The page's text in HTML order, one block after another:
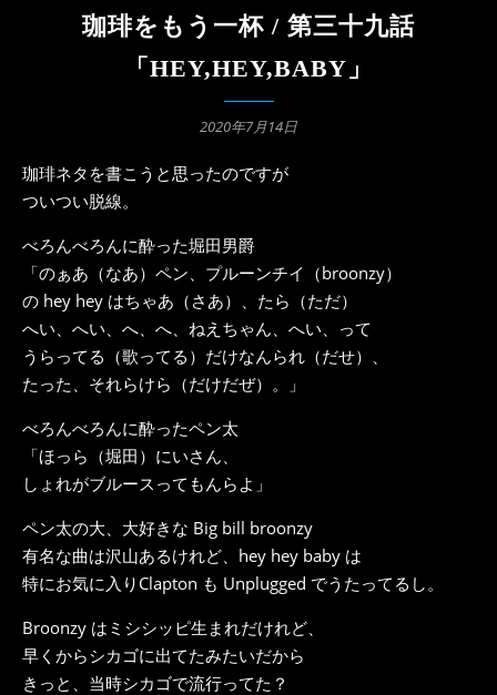
珈琲をもう一杯 / 第三十九話
「HEY,HEY,BABY」
2020年7月14日
珈琲ネタを書こうと思ったのですが
ついつい脱線。
べろんべろんに酔った堀田男爵
「のぁあ（なあ）ペン、プルーンチイ（broonzy）
の hey hey はちゃあ（さあ）、たら（ただ）
へい、へい、へ、へ、ねえちゃん、へい、って
うらってる（歌ってる）だけなんられ（だせ）、
たった、それらけら（だけだぜ）。」
べろんべろんに酔ったペン太
「ほっら（堀田）にいさん、
しょれがブルースってもんらよ」
ペン太の大、大好きな Big bill broonzy
有名な曲は沢山あるけれど、hey hey baby は
特にお気に入りClapton も Unplugged でうたってるし。
Broonzy はミシシッピ生まれだけれど、
早くからシカゴに出てたみたいだから
きっと、当時シカゴで流行ってた？